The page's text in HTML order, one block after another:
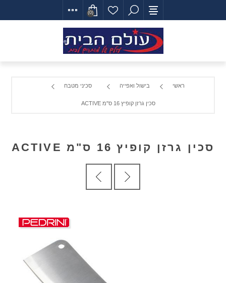
(0)
ראשי בישול ואפייה סכיני מטבח
סכין גרזן קופיץ 16 ס"מ ACTIVE
סכין גרזן קופיץ 16 ס"מ ACTIVE